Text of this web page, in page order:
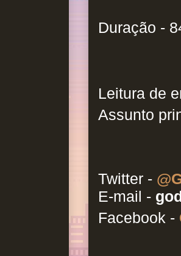
Duração -
Leitura de
Assunto
Twitter -
E-mail -
Facebook -